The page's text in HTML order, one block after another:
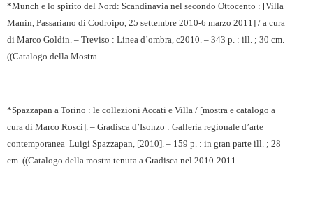
*Munch e lo spirito del Nord: Scandinavia nel secondo Ottocento : [Villa
Manin, Passariano di Codroipo, 25 settembre 2010-6 marzo 2011] / a cura
di Marco Goldin. – Treviso : Linea d’ombra, c2010. – 343 p. : ill. ; 30 cm.
((Catalogo della Mostra.
*Spazzapan a Torino : le collezioni Accati e Villa / [mostra e catalogo a
cura di Marco Rosci]. – Gradisca d’Isonzo : Galleria regionale d’arte
contemporanea Luigi Spazzapan, [2010]. – 159 p. : in gran parte ill. ; 28
cm. ((Catalogo della mostra tenuta a Gradisca nel 2010-2011.